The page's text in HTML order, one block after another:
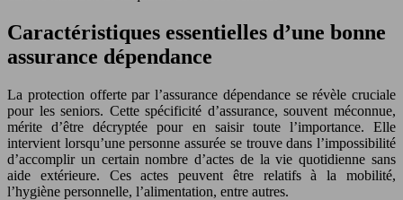
Caractéristiques essentielles d’une bonne
assurance dépendance
La protection offerte par l’assurance dépendance se révèle cruciale
pour les seniors. Cette spécificité d’assurance, souvent méconnue,
mérite d’être décryptée pour en saisir toute l’importance. Elle
intervient lorsqu’une personne assurée se trouve dans l’impossibilité
d’accomplir un certain nombre d’actes de la vie quotidienne sans
aide extérieure. Ces actes peuvent être relatifs à la mobilité,
l’hygiène personnelle, l’alimentation, entre autres.